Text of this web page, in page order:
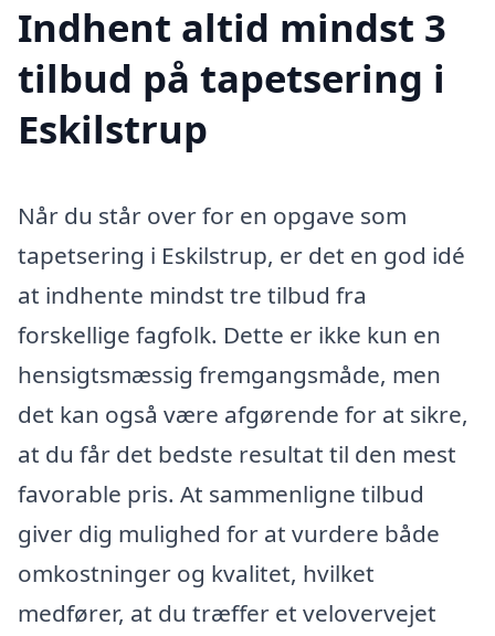
Indhent altid mindst 3
tilbud på tapetsering i
Eskilstrup
Når du står over for en opgave som
tapetsering i Eskilstrup, er det en god idé
at indhente mindst tre tilbud fra
forskellige fagfolk. Dette er ikke kun en
hensigtsmæssig fremgangsmåde, men
det kan også være afgørende for at sikre,
at du får det bedste resultat til den mest
favorable pris. At sammenligne tilbud
giver dig mulighed for at vurdere både
omkostninger og kvalitet, hvilket
medfører, at du træffer et velovervejet